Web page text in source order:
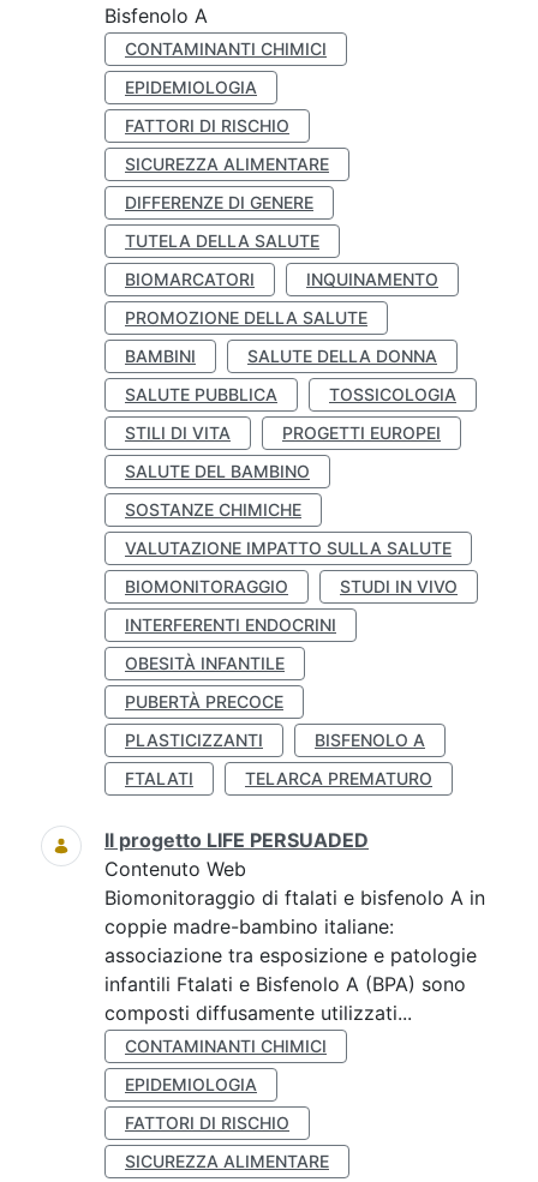
Bisfenolo A
CONTAMINANTI CHIMICI
EPIDEMIOLOGIA
FATTORI DI RISCHIO
SICUREZZA ALIMENTARE
DIFFERENZE DI GENERE
TUTELA DELLA SALUTE
BIOMARCATORI
INQUINAMENTO
PROMOZIONE DELLA SALUTE
BAMBINI
SALUTE DELLA DONNA
SALUTE PUBBLICA
TOSSICOLOGIA
STILI DI VITA
PROGETTI EUROPEI
SALUTE DEL BAMBINO
SOSTANZE CHIMICHE
VALUTAZIONE IMPATTO SULLA SALUTE
BIOMONITORAGGIO
STUDI IN VIVO
INTERFERENTI ENDOCRINI
OBESITÀ INFANTILE
PUBERTÀ PRECOCE
PLASTICIZZANTI
BISFENOLO A
FTALATI
TELARCA PREMATURO
Il progetto LIFE PERSUADED
Contenuto Web
Biomonitoraggio di ftalati e bisfenolo A in
coppie madre-bambino italiane:
associazione tra esposizione e patologie
infantili Ftalati e Bisfenolo A (BPA) sono
composti diffusamente utilizzati...
CONTAMINANTI CHIMICI
EPIDEMIOLOGIA
FATTORI DI RISCHIO
SICUREZZA ALIMENTARE